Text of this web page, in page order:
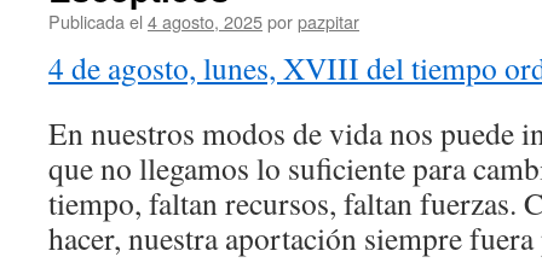
Publicada el 4 agosto, 2025porpazpitar
4 de agosto, lunes, XVIII del tiempo
En nuestros modos de vida nos puede
que no llegamos lo suficiente para
tiempo, faltan recursos, faltan fuerzas.
hacer, nuestra aportación siempre fuera